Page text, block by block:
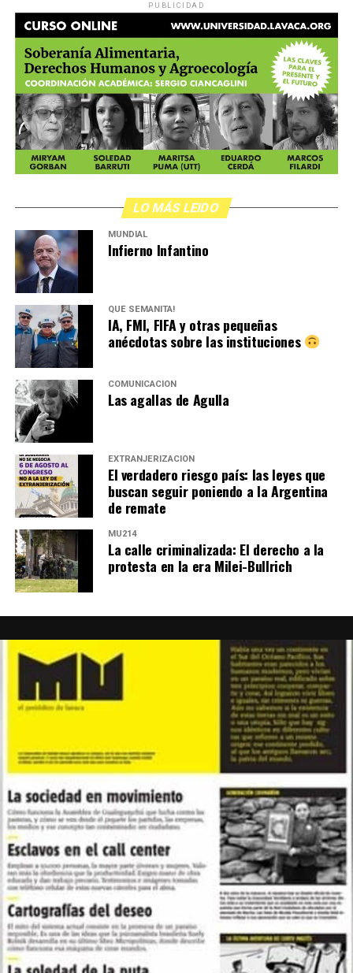
PUBLICIDAD
LO MÁS LEIDO
MUNDIAL
Infierno Infantino
QUÉ SEMANITA!
IA, FMI, FIFA y otras pequeñas
anécdotas sobre las instituciones
COMUNICACIÓN
Las agallas de Agulla
EXTRANJERIZACIÓN
El verdadero riesgo país: las leyes que
buscan seguir poniendo a la Argentina
de remate
MU214
La calle criminalizada: El derecho a la
protesta en la era Milei-Bullrich